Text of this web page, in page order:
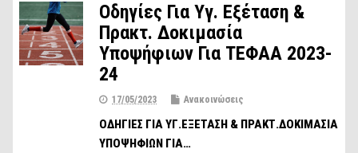
Οδηγίες Για Υγ. Εξέταση &
Πρακτ. Δοκιμασία
Υποψήφιων Για ΤΕΦΑΑ 2023-
24
17/05/2023 Ανακοινώσεις
ΟΔΗΓΙΕΣ ΓΙΑ ΥΓ.ΕΞΕΤΑΣΗ & ΠΡΑΚΤ.ΔΟΚΙΜΑΣΙΑ
ΥΠΟΨΗΦΙΩΝ ΓΙΑ…